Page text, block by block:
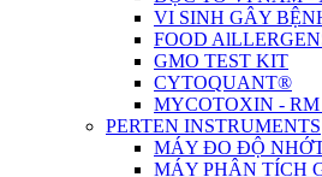
VI SINH GÂY
FOOD
GMO TEST KIT
CYTOQUANT®
MYCOTOXIN -
PERTEN INSTRUMENTS
MÁY ĐO ĐỘ
MÁY PHÂN TÍCH